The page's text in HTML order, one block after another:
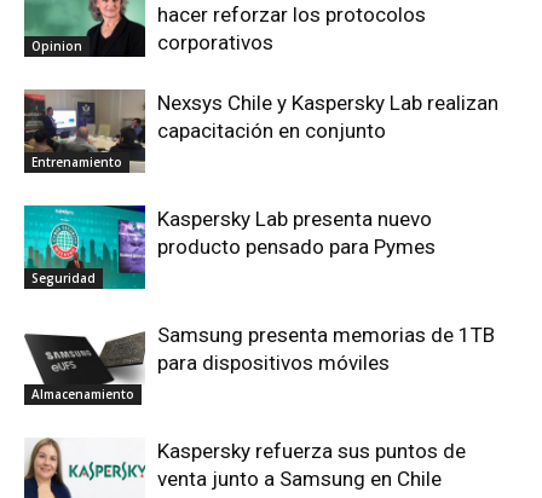
Opinion
hacer reforzar los protocolos
corporativos
Entrenamiento
Nexsys Chile y Kaspersky Lab realizan
capacitación en conjunto
Seguridad
Kaspersky Lab presenta nuevo
producto pensado para Pymes
Almacenamiento
Samsung presenta memorias de 1TB
para dispositivos móviles
Kaspersky refuerza sus puntos de
venta junto a Samsung en Chile